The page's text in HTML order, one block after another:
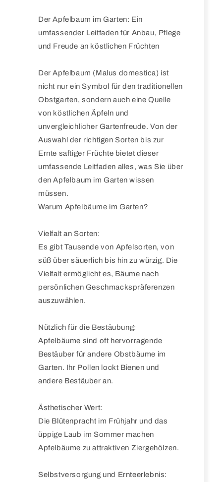
Der Apfelbaum im Garten: Ein
umfassender Leitfaden für Anbau, Pflege
und Freude an köstlichen Früchten
Der Apfelbaum (Malus domestica) ist
nicht nur ein Symbol für den traditionellen
Obstgarten, sondern auch eine Quelle
von köstlichen Äpfeln und
unvergleichlicher Gartenfreude. Von der
Auswahl der richtigen Sorten bis zur
Ernte saftiger Früchte bietet dieser
umfassende Leitfaden alles, was Sie über
den Apfelbaum im Garten wissen
müssen.
Warum Apfelbäume im Garten?
Vielfalt an Sorten:
Es gibt Tausende von Apfelsorten, von
süß über säuerlich bis hin zu würzig. Die
Vielfalt ermöglicht es, Bäume nach
persönlichen Geschmackspräferenzen
auszuwählen.
Nützlich für die Bestäubung:
Apfelbäume sind oft hervorragende
Bestäuber für andere Obstbäume im
Garten. Ihr Pollen lockt Bienen und
andere Bestäuber an.
Ästhetischer Wert:
Die Blütenpracht im Frühjahr und das
üppige Laub im Sommer machen
Apfelbäume zu attraktiven Ziergehölzen.
Selbstversorgung und Ernteerlebnis: